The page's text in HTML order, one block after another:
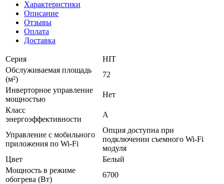
Характеристики
Описание
Отзывы
Оплата
Доставка
Серия
HIT
Обслуживаемая площадь
(м²)
72
Инверторное управление
мощностью
Нет
Класс
энергоэффективности
A
Управление c мобильного
приложения по Wi-Fi
Опция доступна при
подключении съемного Wi-Fi
модуля
Цвет
Белый
Мощность в режиме
обогрева (Вт)
6700